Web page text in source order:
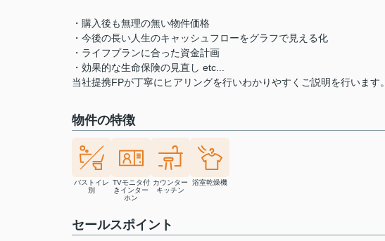
・購入後も無理の無い物件価格
・今後の長い人生のキャッシュフローをグラフで見える化
・ライフプランに合った資金計画
・効果的な生命保険の見直し etc...
当社提携FPが丁寧にヒアリングを行いわかりやすくご説明を行います。
物件の特徴
バストイレ
別
TVモニタ付
きインター
ホン
カウンター
キッチン
浴室乾燥機
セールスポイント